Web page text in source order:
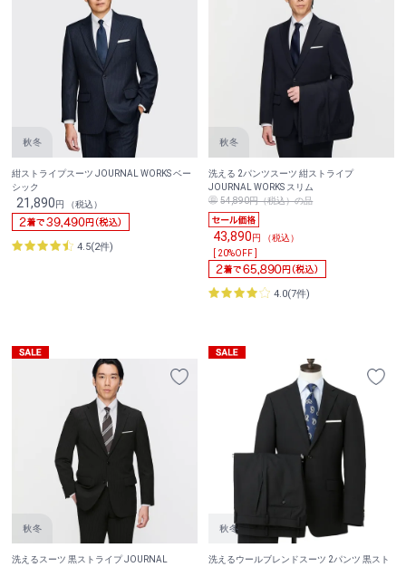
紺ストライプスーツ JOURNAL WORKS ベー
シック
21,890円 （税込）
4.5(2件)
洗える 2パンツスーツ 紺ストライプ
JOURNAL WORKS スリム
54,890円（税込）の品
43,890円 （税込）
[ 20%OFF ]
4.0(7件)
洗えるスーツ 黒ストライプ JOURNAL
洗えるウールブレンドスーツ 2パンツ 黒スト